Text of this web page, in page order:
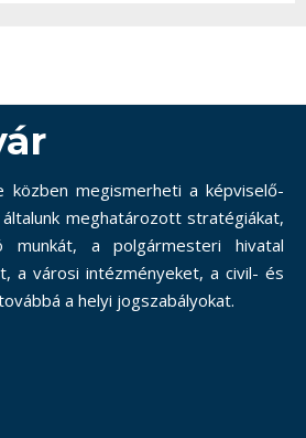
közben megismerheti a képviselő-
meghatározott stratégiákat,
a polgármesteri hivatal
a városi intézményeket, a civil- és
a helyi jogszabályokat.